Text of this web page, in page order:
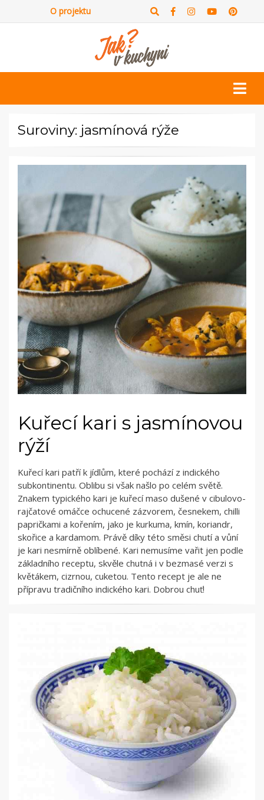
O projektu
Suroviny: jasmínová rýže
Kuřecí kari s jasmínovou
rýží
Kuřecí kari patří k jídlům, které pochází z indického
subkontinentu. Oblibu si však našlo po celém světě.
Znakem typického kari je kuřecí maso dušené v cibulovo-
rajčatové omáčce ochucené zázvorem, česnekem, chilli
papričkami a kořením, jako je kurkuma, kmín, koriandr,
skořice a kardamom. Právě díky této směsi chutí a vůní
je kari nesmírně oblíbené. Kari nemusíme vařit jen podle
základního receptu, skvěle chutná i v bezmasé verzi s
květákem, cizrnou, cuketou. Tento recept je ale ne
přípravu tradičního indického kari. Dobrou chuť!